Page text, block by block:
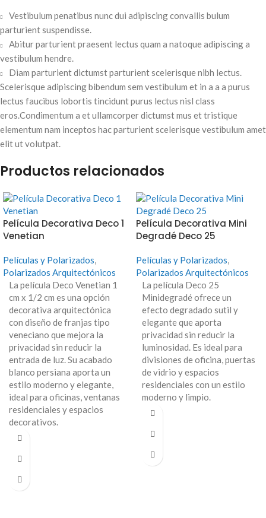
Vestibulum penatibus nunc dui adipiscing convallis bulum
parturient suspendisse.
Abitur parturient praesent lectus quam a natoque adipiscing a
vestibulum hendre.
Diam parturient dictumst parturient scelerisque nibh lectus.
Scelerisque adipiscing bibendum sem vestibulum et in a a a purus
lectus faucibus lobortis tincidunt purus lectus nisl class
eros.Condimentum a et ullamcorper dictumst mus et tristique
elementum nam inceptos hac parturient scelerisque vestibulum amet
elit ut volutpat.
Productos relacionados
Película Decorativa Deco 1
Venetian
Películas y Polarizados,
Polarizados Arquitectónicos
La película Deco Venetian 1
cm x 1/2 cm es una opción
decorativa arquitectónica
con diseño de franjas tipo
veneciano que mejora la
privacidad sin reducir la
entrada de luz. Su acabado
blanco persiana aporta un
estilo moderno y elegante,
ideal para oficinas, ventanas
residenciales y espacios
decorativos.
Película Decorativa Mini
Degradé Deco 25
Películas y Polarizados,
Polarizados Arquitectónicos
La película Deco 25
Minidegradé ofrece un
efecto degradado sutil y
elegante que aporta
privacidad sin reducir la
luminosidad. Es ideal para
divisiones de oficina, puertas
de vidrio y espacios
residenciales con un estilo
moderno y limpio.